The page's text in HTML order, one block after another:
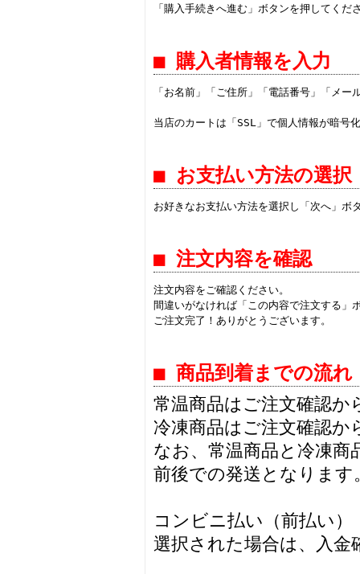
「購入手続きへ進む」ボタンを押してくだ
■ 購入者情報を入力
「お名前」「ご住所」「電話番号」「メ
当店のカートは「SSL」で個人情報が暗号
■ お支払い方法の選択
お好きなお支払い方法を選択し「次へ」ボ
■ 注文内容を確認
注文内容をご確認ください。
間違いがなければ「この内容で注文する」
ご注文完了！ありがとうございます。
■ 商品到着までの流れ
常温商品はご注文確認か
冷凍商品はご注文確認
なお、常温商品と冷凍商
前後での発送となります
コンビニ払い（前払い
選択された場合は、入金